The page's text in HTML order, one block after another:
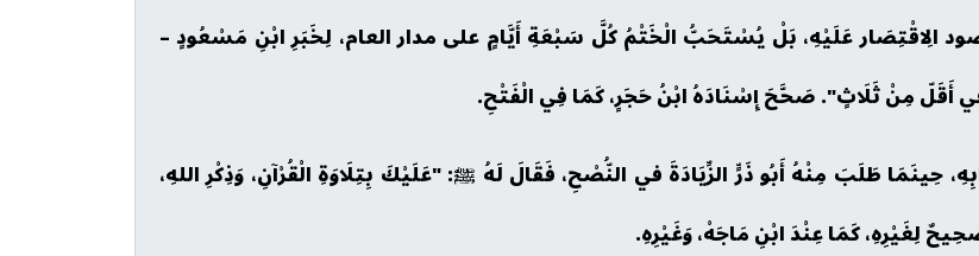
الِاقْتِصَار عَلَيْهِ، بَلْ يُسْتَحَبُّ الْخَتْمُ كُلَّ سَبْعَةِ أَيَّامٍ على مدار العام، لِخَبَرِ ابْنِ مَسْعُودٍ –
فِي أَقَلّ مِنْ ثَلَاثٍ". صَحَّحَ إِسْنَادَهُ ابْنُ حَجَرٍ، كَمَا فِي الْفَتْحِ.
حِينَمَا طَلَبَ مِنْهُ أَبُو ذَرٍّ الزِّيَادَةَ في النُّصْحِ، فَقَالَ لَهُ ﷺ: "عَلَيْكَ بِتِلَاوَةِ الْقُرْآنِ، وَذِكْرِ اللهِ،
لِغَيْرِهِ، كَمَا عِنْدَ ابْنِ مَاجَهْ، وَغَيْرِهِ.